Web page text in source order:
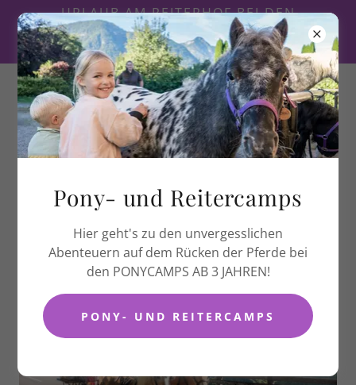
URLAUB AM REITERHOF BEI DEN
PFERDEFREUNDEN ZLOAM
+43 664 992 65 665
KUTSCHENFAHRTEN MIT WILLI UND FLOCKI
AM GRUNDLSEE
Pony- und Reitercamps
Hier geht's zu den unvergesslichen
Abenteuern auf dem Rücken der Pferde bei
den PONYCAMPS AB 3 JAHREN!
PONY- UND REITERCAMPS